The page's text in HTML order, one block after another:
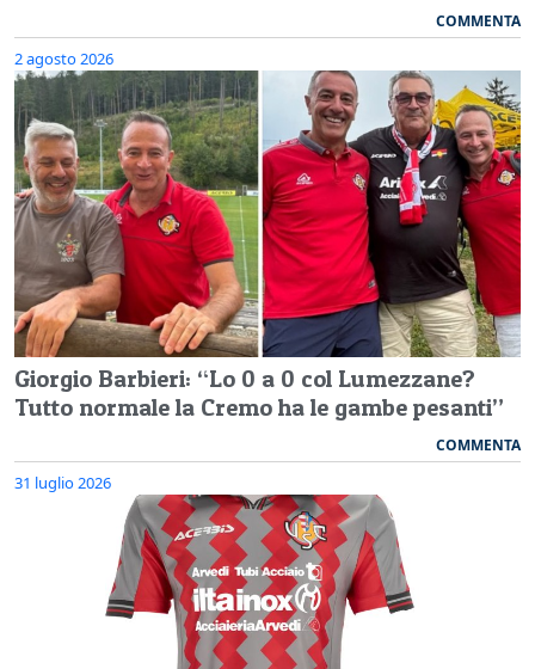
COMMENTA
2 agosto 2026
Giorgio Barbieri: “Lo 0 a 0 col Lumezzane?
Tutto normale la Cremo ha le gambe pesanti”
COMMENTA
31 luglio 2026